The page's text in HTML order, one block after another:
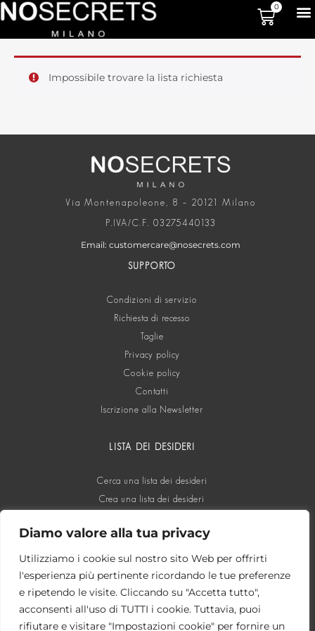
Diamo valore alla tua privacy
Utilizziamo i cookie sul nostro sito Web per offrirti
l'esperienza più pertinente ricordando le tue preferenze
e ripetendo le visite. Cliccando su "Accetta tutto",
acconsenti all'uso di TUTTI i cookie. Tuttavia, puoi
rifiutare e visitare "Impostazioni cookie" per fornire un
0
Impossibile trovare la lista richiesta
Via Montenapoleone, 8 – 20121 Milano
P.IVA/C.F. 03275440133
Email: customercare@nosecrets.com
SUPPORTO
Condizioni di servizio
Richiesta di recesso
Taglie
Privacy policy
Cookie policy
Contatti
Iscrizione alla Newsletter
LISTA DEI DESIDERI
Cerca una lista dei desideri
Crea una lista dei desideri
SOCIAL